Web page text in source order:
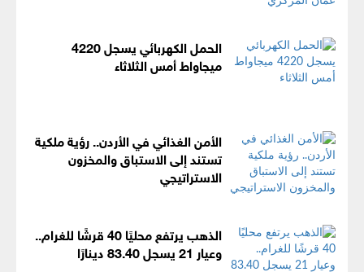
الحمل الكهربائي يسجل 4220
ميجاواط أمس الثلاثاء
الأمن الغذائي في الأردن.. رؤية ملكية
تستند إلى الاستباق والمخزون
الاستراتيجي
الذهب يرتفع محليًا 40 قرشًا للغرام..
وعيار 21 يسجل 83.40 دينارًا